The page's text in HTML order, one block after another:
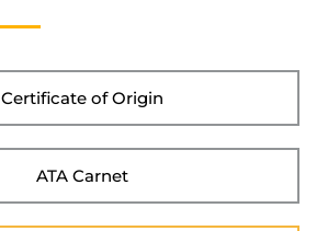
Certificate of Origin
ATA Carnet